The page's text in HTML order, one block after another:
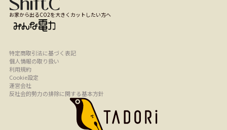
お家から出るCO2を大きくカットしたい方へ
特定商取引法に基づく表記
個人情報の取り扱い
利用規約
Cookie設定
運営会社
反社会的勢力の排除に関する基本方針